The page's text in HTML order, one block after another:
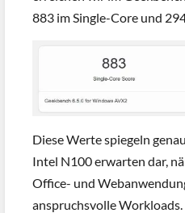
883 im Single-Core und
Diese Werte spiegeln
Intel N100 erwarten dar,
Office- und
anspruchsvolle